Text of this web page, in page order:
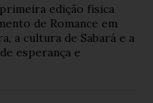
edição física
de Romance em
a cultura de Sabará e a
esperança e